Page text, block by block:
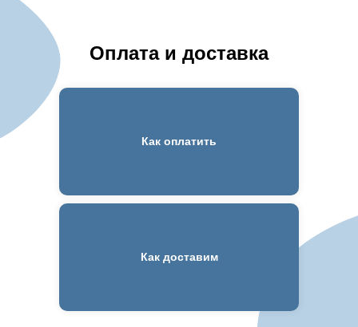
Оплата и доставка
Как оплатить
Как доставим